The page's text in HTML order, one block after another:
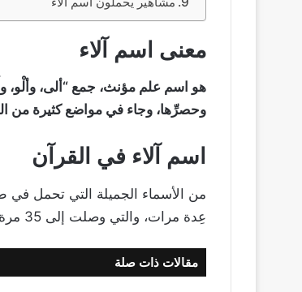
معنى اسم آلاء
هو اسم علم مؤنث، جمع “ألى، وألْو،
وحصرِّها، وجاء في مواضع كثيرة من
اسم آلاء في القرآن
من الأسماء الجميلة التي تحمل في
عِدة مرات، والتي وصلت إلى 35 مرة في قوله تعالى:
مقالات ذات صلة